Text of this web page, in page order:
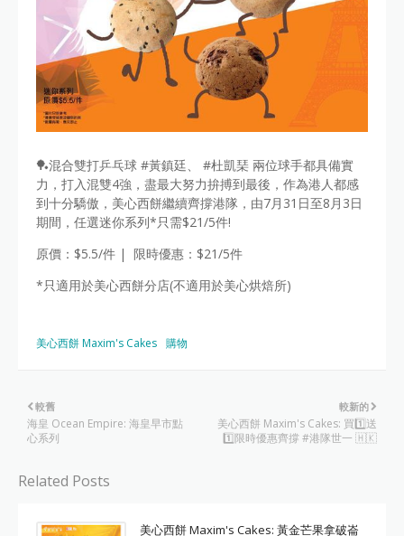
🏓混合雙打乒乓球 #黃鎮廷、 #杜凱琹 兩位球手都具備實
力，打入混雙4強，盡最大努力拚搏到最後，作為港人都感
到十分驕傲，美心西餅繼續齊撐港隊，由7月31日至8月3日
期間，任選迷你系列*只需$21/5件!
原價：$5.5/件 | 限時優惠：$21/5件
*只適用於美心西餅分店(不適用於美心烘焙所)
美心西餅 Maxim's Cakes 購物
較新的
美心西餅 Maxim's Cakes: 買1️⃣送
1️⃣限時優惠齊撐 #港隊世一 🇭🇰
較舊
海皇 Ocean Empire: 海皇早市點
心系列
Related Posts
美心西餅 Maxim's Cakes: 黃金芒果拿破崙